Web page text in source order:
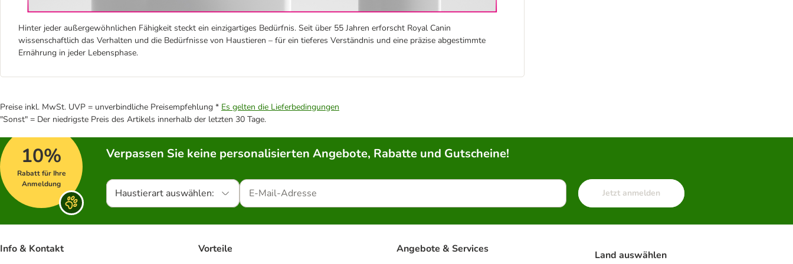
Hinter jeder außergewöhnlichen Fähigkeit steckt ein einzigartiges Bedürfnis. Seit über 55 Jahren erforscht Royal Canin
wissenschaftlich das Verhalten und die Bedürfnisse von Haustieren – für ein tieferes Verständnis und eine präzise abgestimmte
Ernährung in jeder Lebensphase.
Preise inkl. MwSt. UVP = unverbindliche Preisempfehlung * Es gelten die Lieferbedingungen
"Sonst" = Der niedrigste Preis des Artikels innerhalb der letzten 30 Tage.
10%
Rabatt für Ihre
Anmeldung
Verpassen Sie keine personalisierten Angebote, Rabatte und Gutscheine!
Haustierart auswählen: Jetzt anmelden
Info & Kontakt Vorteile Angebote & Services Land auswählen